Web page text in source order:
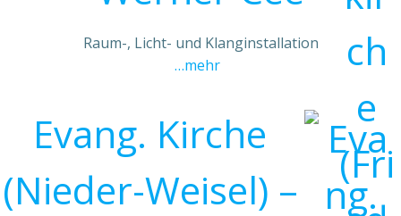
Raum-, Licht- und Klanginstallation
…mehr
Evang. Kirche
(Nieder-Weisel) –